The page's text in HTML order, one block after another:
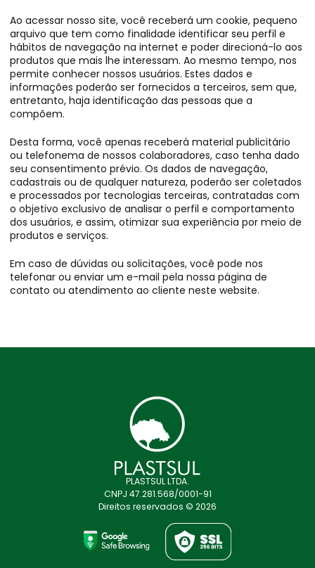
Ao acessar nosso site, você receberá um cookie, pequeno
arquivo que tem como finalidade identificar seu perfil e
hábitos de navegação na internet e poder direcioná-lo aos
produtos que mais lhe interessam. Ao mesmo tempo, nos
permite conhecer nossos usuários. Estes dados e
informações poderão ser fornecidos a terceiros, sem que,
entretanto, haja identificação das pessoas que a
compõem.
Desta forma, você apenas receberá material publicitário
ou telefonema de nossos colaboradores, caso tenha dado
seu consentimento prévio. Os dados de navegação,
cadastrais ou de qualquer natureza, poderão ser coletados
e processados por tecnologias terceiras, contratadas com
o objetivo exclusivo de analisar o perfil e comportamento
dos usuários, e assim, otimizar sua experiência por meio de
produtos e serviços.
Em caso de dúvidas ou solicitações, você pode nos
telefonar ou enviar um e-mail pela nossa página de
contato ou atendimento ao cliente neste website.
PLASTSUL LTDA.
CNPJ 47.281.568/0001-91
Direitos reservados © 2026